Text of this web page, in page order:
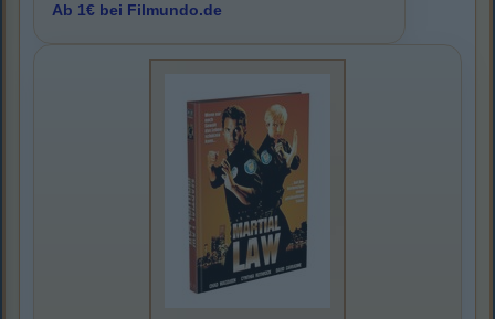
Ab 1€ bei Filmundo.de